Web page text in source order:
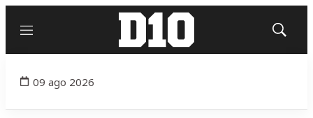
Menú
Mostrar
09 ago 2026